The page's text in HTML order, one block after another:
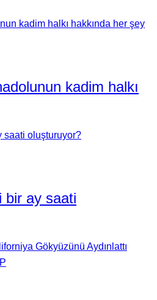
kadim halkı
bir ay saati